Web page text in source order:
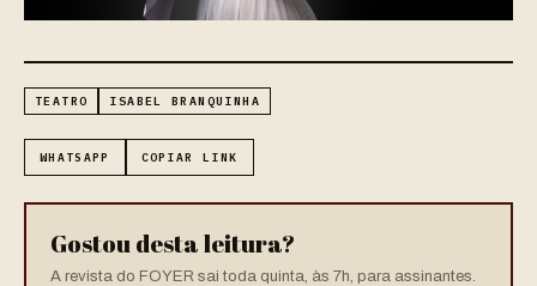
TEATRO ISABEL BRANQUINHA
WHATSAPP COPIAR LINK
Gostou desta leitura?
A revista do FOYER sai toda quinta, às 7h, para assinantes.